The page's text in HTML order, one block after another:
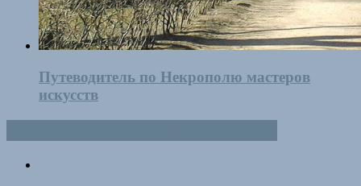
Путеводитель по Некрополю мастеров
искусств